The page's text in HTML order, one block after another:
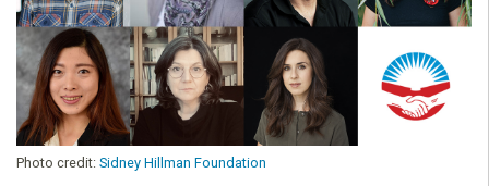
Photo credit: Sidney Hillman Foundation